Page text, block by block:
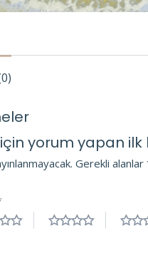
için yorum yapan ilk
Gerekli alanlar